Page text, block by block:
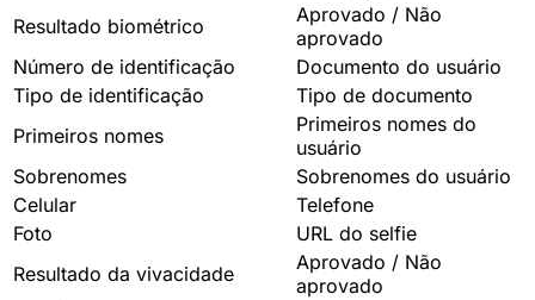
Resultado biométrico
Aprovado / Não
aprovado
Número de identificação
Documento do usuário
Tipo de identificação
Tipo de documento
Primeiros nomes
Primeiros nomes do
usuário
Sobrenomes
Sobrenomes do usuário
Celular
Telefone
Foto
URL do selfie
Resultado da vivacidade
Aprovado / Não
aprovado